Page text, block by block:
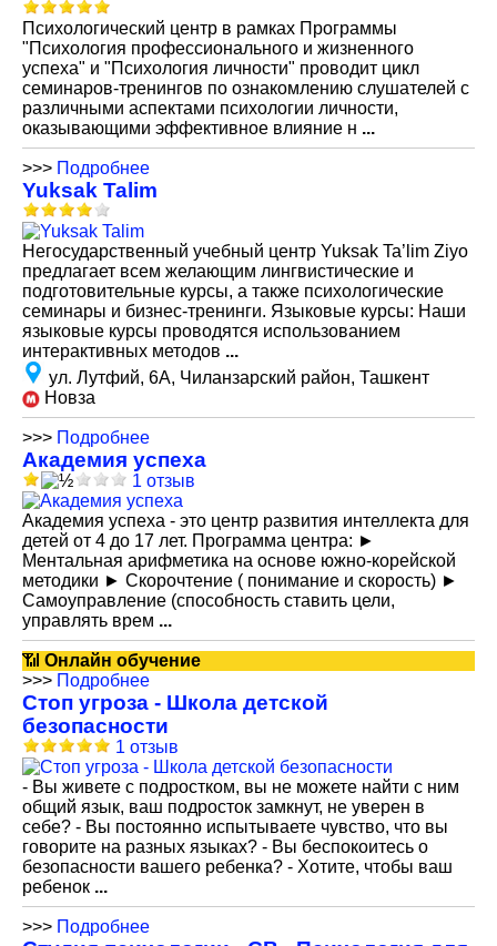
Психологический центр в рамках Программы
"Психология профессионального и жизненного
успеха" и "Психология личности" проводит цикл
семинаров-тренингов по ознакомлению слушателей с
различными аспектами психологии личности,
оказывающими эффективное влияние н ...
>>> Подробнее
Yuksak Talim
Негосударственный учебный центр Yuksak Ta’lim Ziyo
предлагает всем желающим лингвистические и
подготовительные курсы, а также психологические
семинары и бизнес-тренинги. Языковые курсы: Наши
языковые курсы проводятся использованием
интерактивных методов ...
ул. Лутфий, 6А, Чиланзарский район, Ташкент
Новза
>>> Подробнее
Академия успеха
1 отзыв
Академия успеха - это центр развития интеллекта для
детей от 4 до 17 лет. Программа центра: ►
Ментальная арифметика на основе южно-корейской
методики ► Скорочтение ( понимание и скорость) ►
Самоуправление (способность ставить цели,
управлять врем ...
📶 Онлайн обучение
>>> Подробнее
Стоп угроза - Школа детской
безопасности
1 отзыв
- Вы живете с подростком, вы не можете найти с ним
общий язык, ваш подросток замкнут, не уверен в
себе? - Вы постоянно испытываете чувство, что вы
говорите на разных языках? - Вы беспокоитесь о
безопасности вашего ребенка? - Хотите, чтобы ваш
ребенок ...
>>> Подробнее